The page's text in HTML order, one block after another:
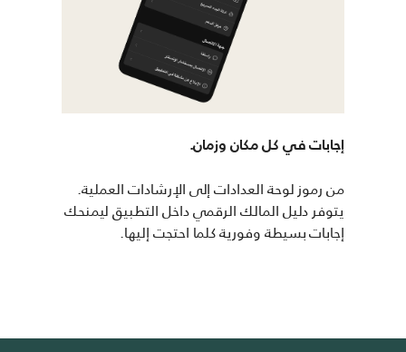
إجابات في كل مكان وزمان.
من رموز لوحة العدادات إلى الإرشادات العملية.
يتوفر دليل المالك الرقمي داخل التطبيق ليمنحك
إجابات بسيطة وفورية كلما احتجت إليها.